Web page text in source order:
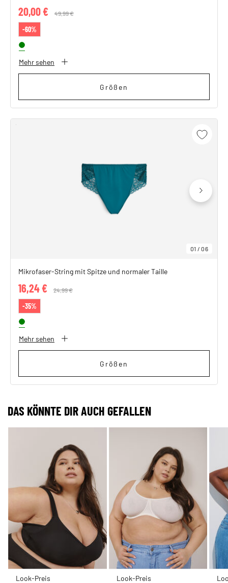
Price reduced from
49,99 €
20,00 €
-60%
Mehr sehen
Größen
01 /06
Mikrofaser-String mit Spitze und normaler Taille
Price reduced from
24,99 €
16,24 €
-35%
Mehr sehen
Größen
DAS KÖNNTE DIR AUCH GEFALLEN
Look-Preis Look-Preis